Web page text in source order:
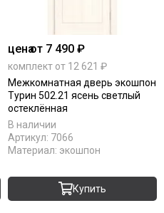
ценаот 7 490 ₽
комплект от 12 621 ₽
Межкомнатная дверь экошпон
Турин 502.21 ясень светлый
остеклённая
В наличии
Артикул: 7066
Материал: экошпон
Купить